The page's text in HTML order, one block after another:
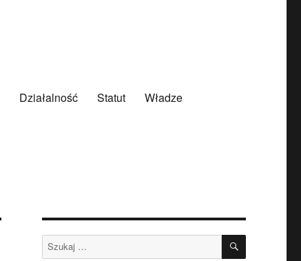
Działalność Statut
Władze
Szukaj: SZUKAJ